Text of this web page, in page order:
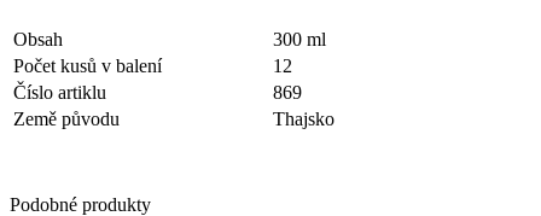
Obsah
300 ml
Počet kusů v balení
12
Číslo artiklu
869
Země původu
Thajsko
Podobné produkty